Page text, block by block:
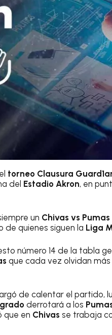
torneo Clausura
del Estadio Akron, en
un Chivas vs Pumas
de quienes siguen la Liga
número 14 de la tabla
que cada vez olvidan
de calentar el partido,
derrotará a los
que en Chivas se trabaja